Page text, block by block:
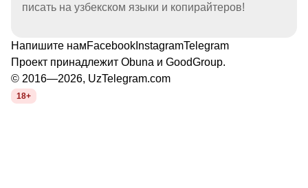
писать на узбекском языки и копирайтеров!
Напишите намFacebook InstagramTelegram
Проект принадлежит Obuna и GoodGroup.
© 2016—2026, UzTelegram.com
18+